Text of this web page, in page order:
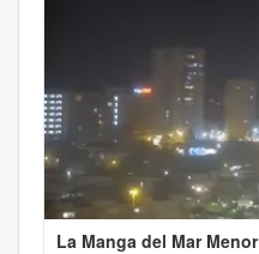
La Manga del Mar Menor